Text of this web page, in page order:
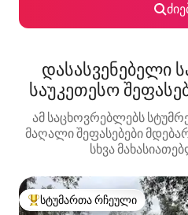
დასასვენებელი
საუკეთესო
ამ საცხოვრებლებს
მაღალი შეფასებები
სხვა
სტუმართა რჩეული მოწინავე
სტუმართა რჩეული